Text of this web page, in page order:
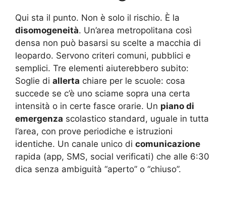
Qui sta il punto. Non è solo il rischio. È la
disomogeneità. Un’area metropolitana così
densa non può basarsi su scelte a macchia di
leopardo. Servono criteri comuni, pubblici e
semplici. Tre elementi aiuterebbero subito:
Soglie di allerta chiare per le scuole: cosa
succede se c’è uno sciame sopra una certa
intensità o in certe fasce orarie. Un piano di
emergenza scolastico standard, uguale in tutta
l’area, con prove periodiche e istruzioni
identiche. Un canale unico di comunicazione
rapida (app, SMS, social verificati) che alle 6:30
dica senza ambiguità “aperto” o “chiuso”.